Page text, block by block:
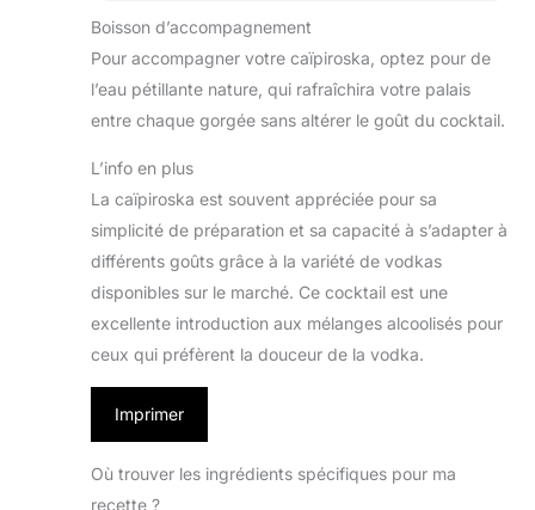
Boisson d’accompagnement
Pour accompagner votre caïpiroska, optez pour de
l’eau pétillante nature, qui rafraîchira votre palais
entre chaque gorgée sans altérer le goût du cocktail.
L’info en plus
La caïpiroska est souvent appréciée pour sa
simplicité de préparation et sa capacité à s’adapter à
différents goûts grâce à la variété de vodkas
disponibles sur le marché. Ce cocktail est une
excellente introduction aux mélanges alcoolisés pour
ceux qui préfèrent la douceur de la vodka.
Imprimer
Où trouver les ingrédients spécifiques pour ma
recette ?